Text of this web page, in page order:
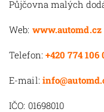
Půjčovna malých
Web: www.automd.cz
Telefon: +420 774 106
E-mail:
IČO: 01698010